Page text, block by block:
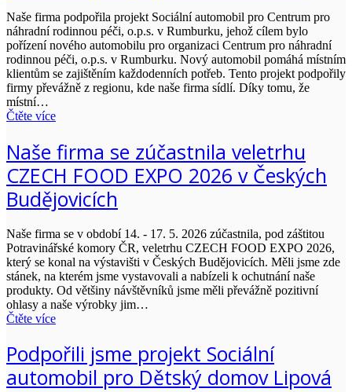
Naše firma podpořila projekt Sociální automobil pro Centrum pro
náhradní rodinnou péči, o.p.s. v Rumburku, jehož cílem bylo
pořízení nového automobilu pro organizaci Centrum pro náhradní
rodinnou péči, o.p.s. v Rumburku. Nový automobil pomáhá místním
klientům se zajištěním každodenních potřeb. Tento projekt podpořily
firmy převážně z regionu, kde naše firma sídlí. Díky tomu, že
místní…
Čtěte více
Naše firma se zúčastnila veletrhu
CZECH FOOD EXPO 2026 v Českých
Budějovicích
Naše firma se v období 14. - 17. 5. 2026 zúčastnila, pod záštitou
Potravinářské komory ČR, veletrhu CZECH FOOD EXPO 2026,
který se konal na výstavišti v Českých Budějovicích. Měli jsme zde
stánek, na kterém jsme vystavovali a nabízeli k ochutnání naše
produkty. Od většiny návštěvníků jsme měli převážně pozitivní
ohlasy a naše výrobky jim…
Čtěte více
Podpořili jsme projekt Sociální
automobil pro Dětský domov Lipová